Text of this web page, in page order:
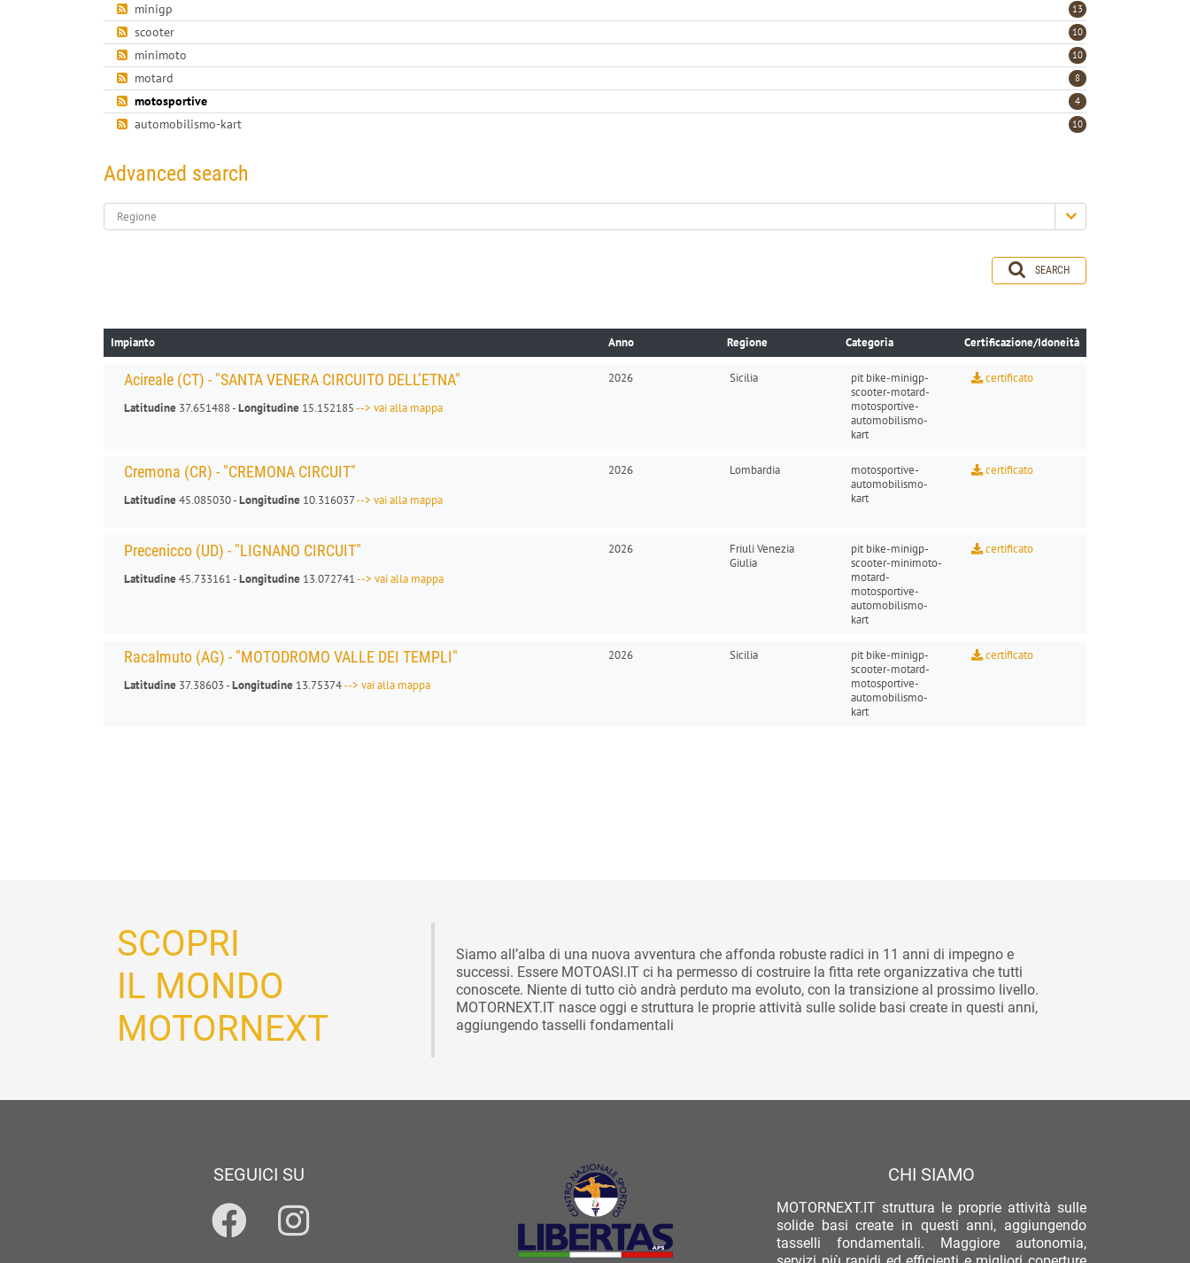
13
minigp
10
scooter
10
minimoto
8
motard
4
motosportive
10
automobilismo-kart
Advanced search
Regione
SEARCH
Impianto Anno Regione Categoria Certificazione/Idoneità
Acireale (CT) - "SANTA VENERA CIRCUITO DELL’ETNA"
Latitudine 37.651488 -Longitudine 15.152185--> vai alla mappa
2026 Sicilia pit bike-minigp-
scooter-motard-
motosportive-
automobilismo-
kart
certificato
Cremona (CR) - "CREMONA CIRCUIT"
Latitudine45.085030 -Longitudine 10.316037--> vai alla mappa
2026 Lombardia motosportive-
automobilismo-
kart
certificato
Precenicco (UD) - "LIGNANO CIRCUIT"
Latitudine45.733161 -Longitudine 13.072741--> vai alla mappa
2026
Friuli Venezia
Giulia
pit bike-minigp-
scooter-minimoto-
motard-
motosportive-
automobilismo-
kart
certificato
Racalmuto (AG) - "MOTODROMO VALLE DEI TEMPLI"
Latitudine 37.38603 -Longitudine 13.75374--> vai alla mappa
2026 Sicilia pit bike-minigp-
scooter-motard-
motosportive-
automobilismo-
kart
certificato
SCOPRI
IL MONDO
MOTORNEXT
Siamo all’alba di una nuova avventura che affonda robuste radici in 11 anni di impegno e
successi. Essere MOTOASI.IT ci ha permesso di costruire la fitta rete organizzativa che tutti
conoscete. Niente di tutto ciò andrà perduto ma evoluto, con la transizione al prossimo livello.
MOTORNEXT.IT nasce oggi e struttura le proprie attività sulle solide basi create in questi anni,
aggiungendo tasselli fondamentali
SEGUICI SU CHI SIAMO
MOTORNEXT.IT struttura le proprie attività sulle
solide basi create in questi anni, aggiungendo
tasselli fondamentali. Maggiore autonomia,